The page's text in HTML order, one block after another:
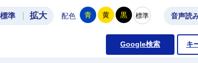
土浦市公式ホームページ
標準 拡大 配色 青 黄 黒 標準 音声読
Google検索 キ